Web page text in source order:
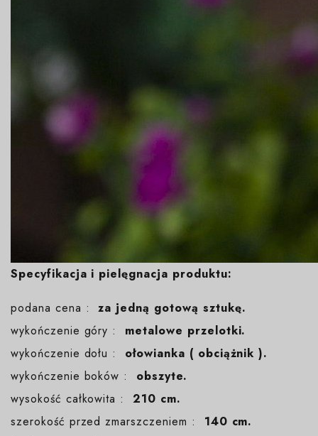
Specyfikacja i pielęgnacja produktu:
podana cena :za jedną gotową sztukę.
wykończenie góry :
metalowe przelotki.
wykończenie dołu : ołowianka ( obciążnik ).
wykończenie boków : obszyte.
wysokość całkowita :210 cm.
szerokość przed zmarszczeniem : 140 cm.